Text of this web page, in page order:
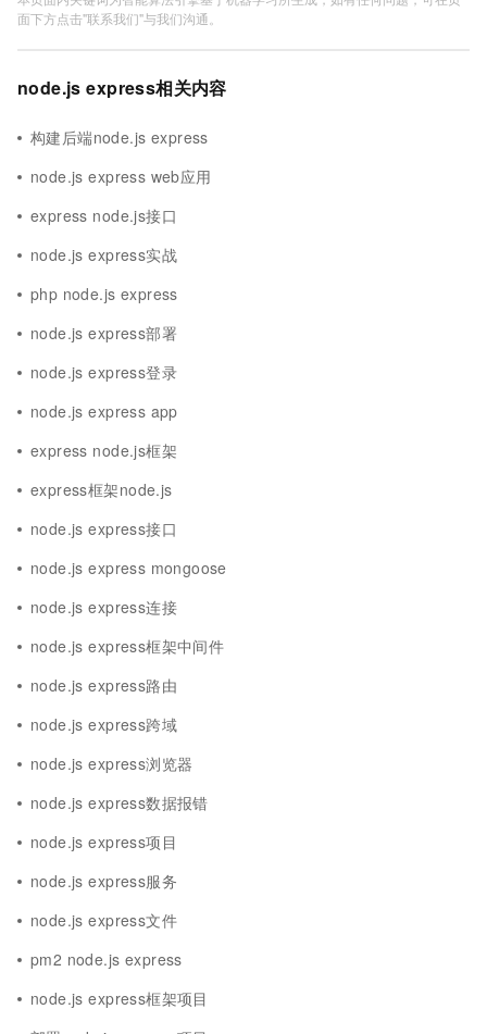
面下方点击"联系我们"与我们沟通。
node.js express相关内容
构建后端node.js express
node.js express web应用
express node.js接口
node.js express实战
php node.js express
node.js express部署
node.js express登录
node.js express app
express node.js框架
express框架node.js
node.js express接口
node.js express mongoose
node.js express连接
node.js express框架中间件
node.js express路由
node.js express跨域
node.js express浏览器
node.js express数据报错
node.js express项目
node.js express服务
node.js express文件
pm2 node.js express
node.js express框架项目